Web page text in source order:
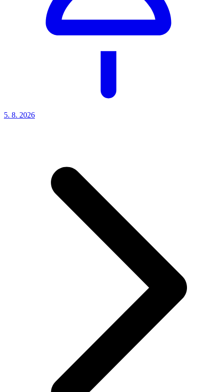
5. 8. 2026